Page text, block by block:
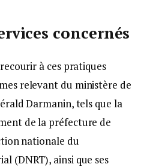
concernés
à ces pratiques
relevant du ministère de
Darmanin, tels que la
de la préfecture de
nationale du
(DNRT), ainsi que ses